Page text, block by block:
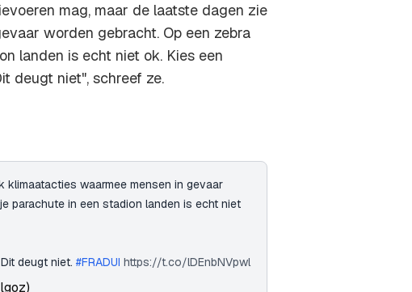
mag, maar de laatste dagen zie
worden gebracht. Op een zebra
landen is echt niet ok. Kies een
deugt niet", schreef ze.
klimaatacties waarmee mensen in gevaar
parachute in een stadion landen is echt niet
deugt niet. #FRADUI https://t.co/lDEnbNVpwl